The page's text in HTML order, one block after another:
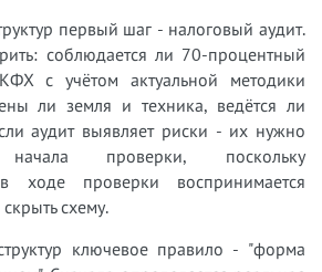
первый шаг - налоговый аудит.
соблюдается ли 70-процентный
с учётом актуальной методики
ли земля и техника, ведётся ли
аудит выявляет риски - их нужно
проверки, поскольку
в ходе проверки воспринимается
схему.
ключевое правило - "форма